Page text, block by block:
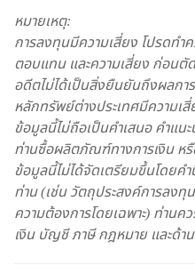
หมายเหตุ:
การลงทุนมีความเสี่ยง โปรดทำ
ตอบแทน และความเสี่ยง ก่อนตั
อดีตไม่ได้เป็นสิ่งยืนยันถึงผลกา
หลักทรัพย์ต่างประเทศมีความเ
ข้อมูลนี้ไม่ถือเป็นคำเสนอ คำแน
ท่านซื้อผลิตภัณฑ์ทางการเงิน หรื
ข้อมูลนี้ไม่ได้จัดเตรียมขึ้นโดย
ท่าน (เช่น วัตถุประสงค์การลงทุ
ความต้องการโดยเฉพาะ) ท่านค
เงิน บัญชี ภาษี กฎหมาย และด้า